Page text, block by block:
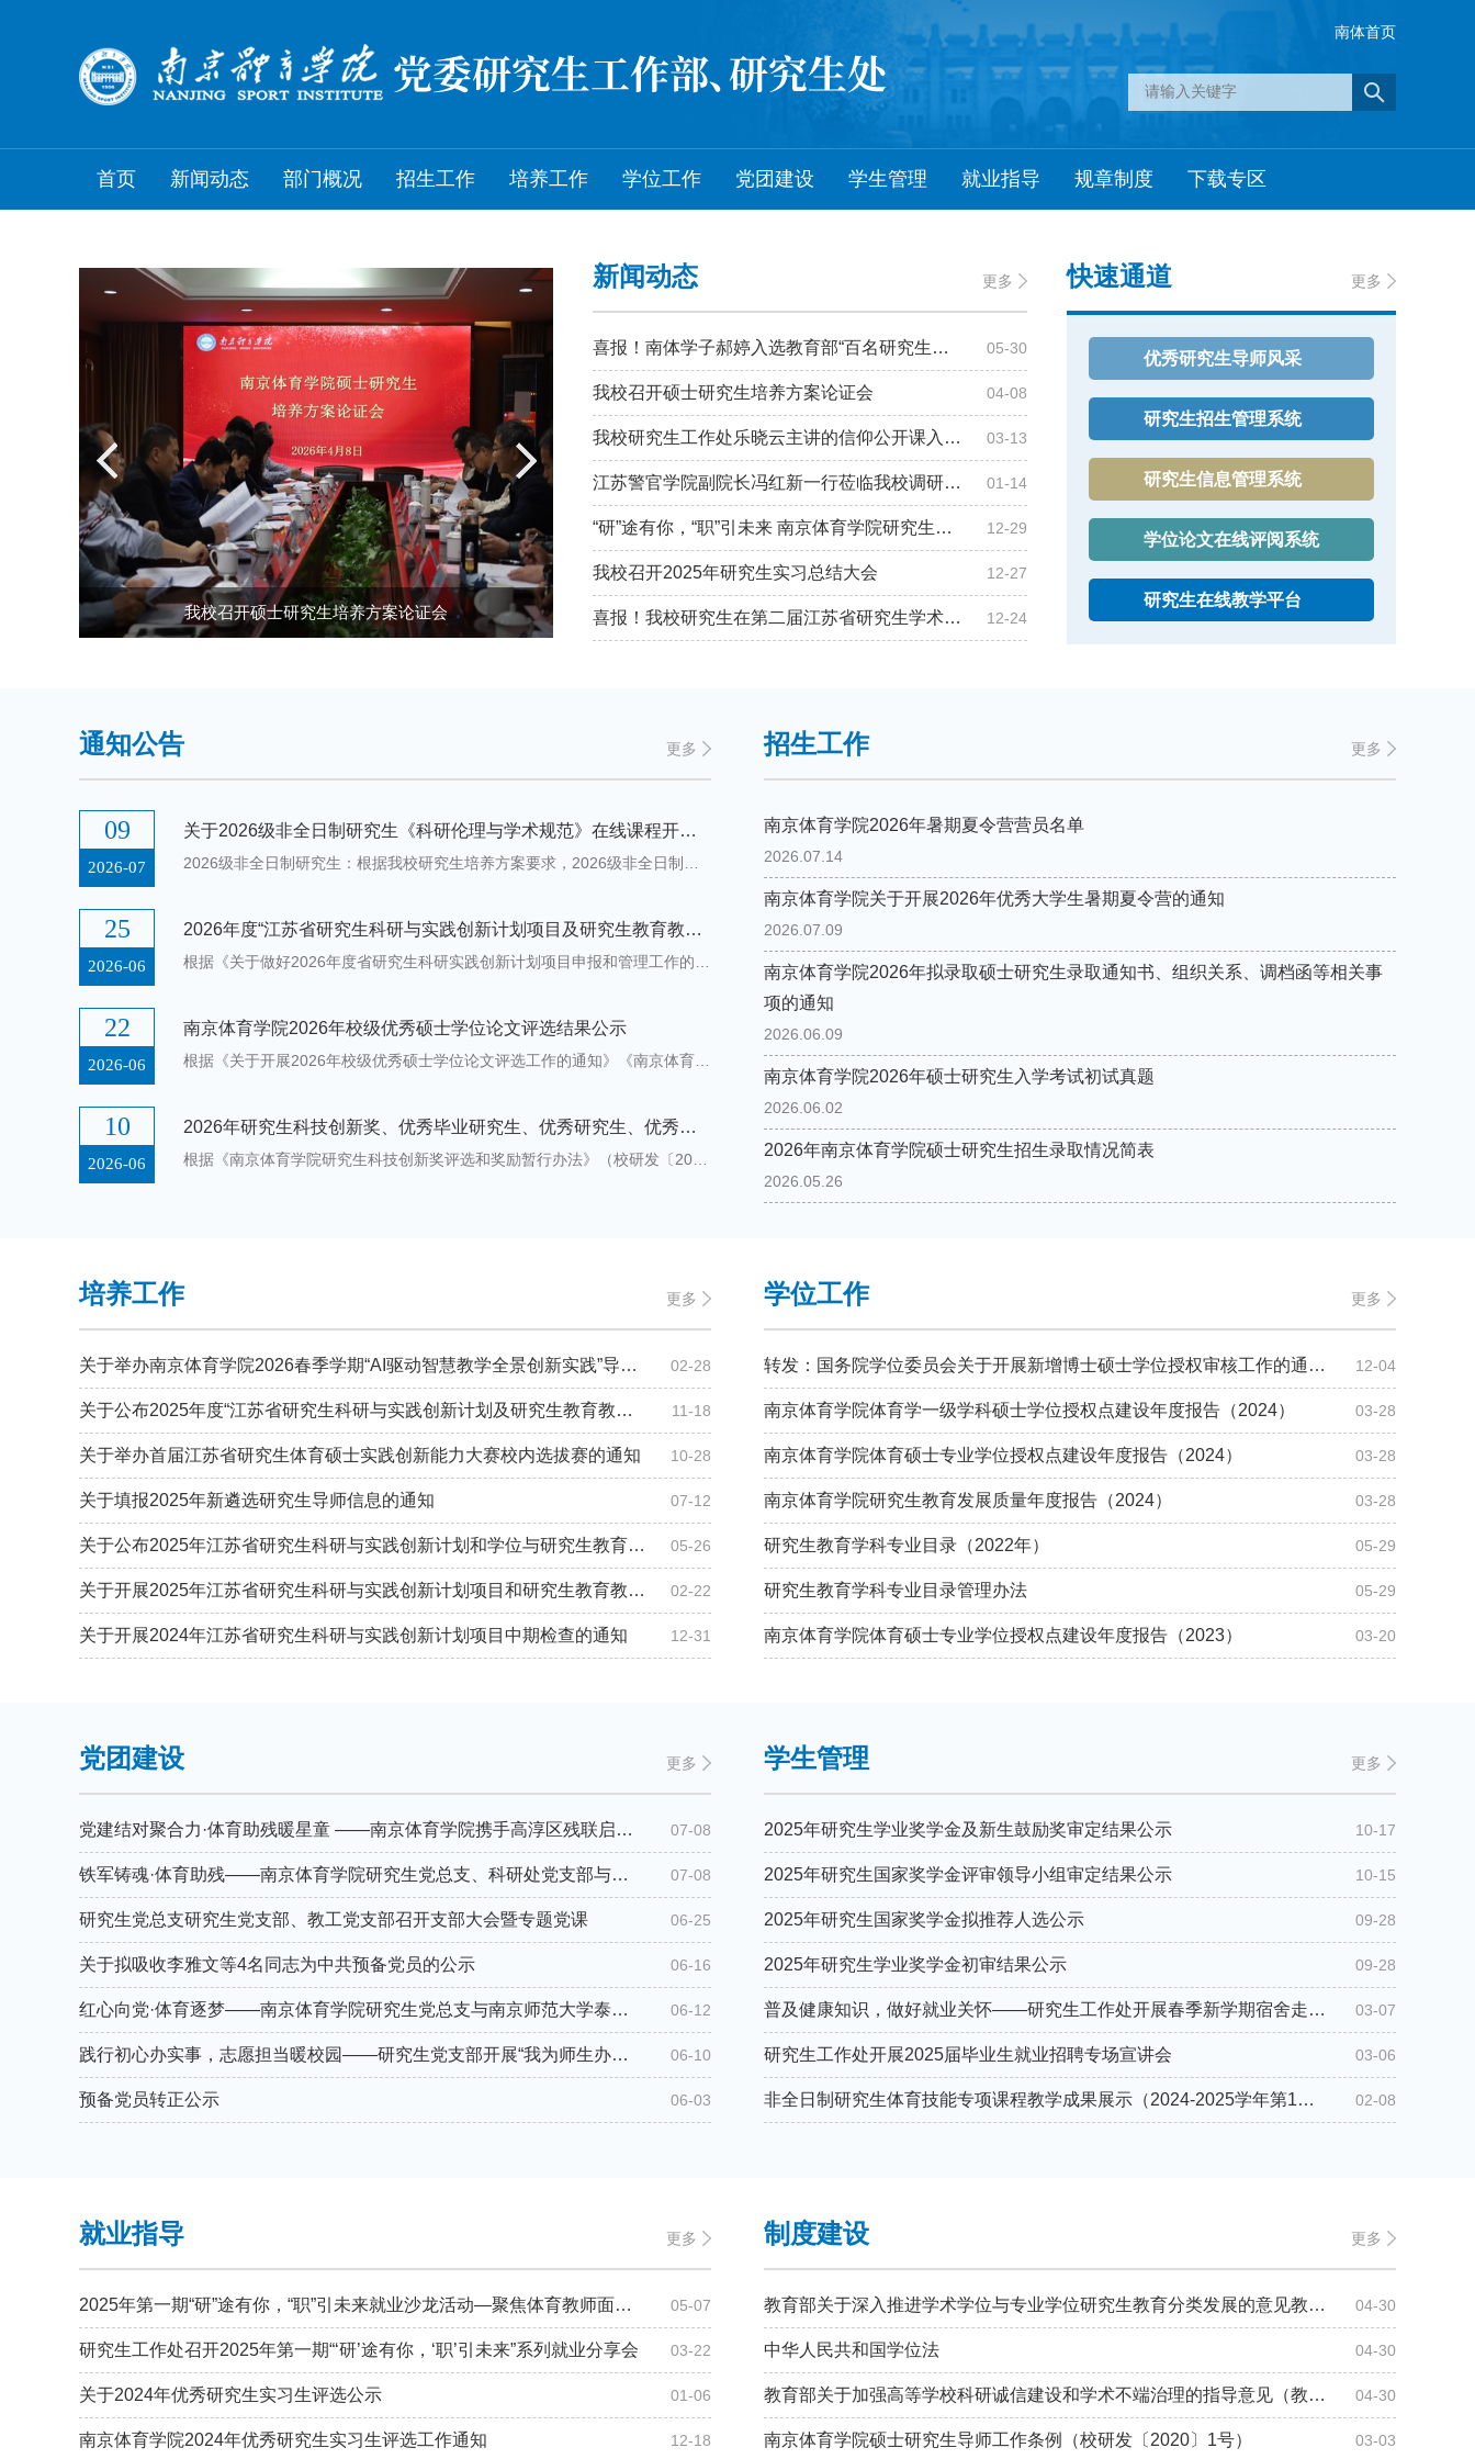
南体首页
首页 新闻动态 部门概况 招生工作 培养工作 学位工作 党团建设 学生管理 就业指导 规章制度 下载专区
我校召开硕士研究生培养方案论证会 我校研究生工作处乐晓云主讲的信仰公开课入选省级精品课程
新闻动态 更多
05-30
喜报！南体学子郝婷入选教育部“百名研究生党员标兵”
04-08
我校召开硕士研究生培养方案论证会
03-13
我校研究生工作处乐晓云主讲的信仰公开课入选省级精品课程
01-14
江苏警官学院副院长冯红新一行莅临我校调研交流 共谋校际合作新篇章
12-29
“研”途有你，“职”引未来 南京体育学院研究生就业分享会圆满举办
12-27
我校召开2025年研究生实习总结大会
12-24
喜报！我校研究生在第二届江苏省研究生学术论坛中斩获佳绩
快速通道 更多
优秀研究生导师风采
研究生招生管理系统
研究生信息管理系统
学位论文在线评阅系统
研究生在线教学平台
通知公告 更多
09
2026-07
关于2026级非全日制研究生《科研伦理与学术规范》在线课程开课通知
25
2026-06
2026年度“江苏省研究生科研与实践创新计划项目及研究生教育教学改革课题”拟推荐名单公示
22
2026-06
南京体育学院2026年校级优秀硕士学位论文评选结果公示
10
2026-06
2026年研究生科技创新奖、优秀毕业研究生、优秀研究生、优秀研究生干部名单公示
招生工作 更多
南京体育学院2026年暑期夏令营营员名单
2026.07.14
南京体育学院关于开展2026年优秀大学生暑期夏令营的通知
2026.07.09
南京体育学院2026年拟录取硕士研究生录取通知书、组织关系、调档函等相关事
项的通知
2026.06.09
南京体育学院2026年硕士研究生入学考试初试真题
2026.06.02
2026年南京体育学院硕士研究生招生录取情况简表
2026.05.26
培养工作 更多
02-28
关于举办南京体育学院2026春季学期“AI驱动智慧教学全景创新实践”导师培训的通知
11-18
关于公布2025年度“江苏省研究生科研与实践创新计划及研究生教育教学改革课题”项目经费的通知
10-28
关于举办首届江苏省研究生体育硕士实践创新能力大赛校内选拔赛的通知
07-12
关于填报2025年新遴选研究生导师信息的通知
05-26
关于公布2025年江苏省研究生科研与实践创新计划和学位与研究生教育教学改革课题的通知
02-22
关于开展2025年江苏省研究生科研与实践创新计划项目和研究生教育教学改革课题申报工作的通知
12-31
关于开展2024年江苏省研究生科研与实践创新计划项目中期检查的通知
学位工作 更多
12-04
转发：国务院学位委员会关于开展新增博士硕士学位授权审核工作的通知（学位〔2024〕2号）
03-28
南京体育学院体育学一级学科硕士学位授权点建设年度报告（2024）
03-28
南京体育学院体育硕士专业学位授权点建设年度报告（2024）
03-28
南京体育学院研究生教育发展质量年度报告（2024）
05-29
研究生教育学科专业目录（2022年）
05-29
研究生教育学科专业目录管理办法
03-20
南京体育学院体育硕士专业学位授权点建设年度报告（2023）
党团建设 更多
07-08
党建结对聚合力·体育助残暖星童 ——南京体育学院携手高淳区残联启幕“绿茵乐童，点亮星空”研究生暑期社会实践
07-08
铁军铸魂·体育助残——南京体育学院研究生党总支、科研处党支部与高淳助残联合一支部开展党建共建与微党课活动
06-25
研究生党总支研究生党支部、教工党支部召开支部大会暨专题党课
06-16
关于拟吸收李雅文等4名同志为中共预备党员的公示
06-12
红心向党·体育逐梦——南京体育学院研究生党总支与南京师范大学泰州学院体健院党总支联合开展党建共建暨访企拓岗活动
06-10
践行初心办实事，志愿担当暖校园——研究生党支部开展“我为师生办实事”社会实践活动
06-03
预备党员转正公示
学生管理 更多
10-17
2025年研究生学业奖学金及新生鼓励奖审定结果公示
10-15
2025年研究生国家奖学金评审领导小组审定结果公示
09-28
2025年研究生国家奖学金拟推荐人选公示
09-28
2025年研究生学业奖学金初审结果公示
03-07
普及健康知识，做好就业关怀——研究生工作处开展春季新学期宿舍走访与安全检查工作
03-06
研究生工作处开展2025届毕业生就业招聘专场宣讲会
02-08
非全日制研究生体育技能专项课程教学成果展示（2024-2025学年第1学期）
就业指导 更多
05-07
2025年第一期“研”途有你，“职”引未来就业沙龙活动—聚焦体育教师面试技能提升
03-22
研究生工作处召开2025年第一期“‘研’途有你，‘职’引未来”系列就业分享会
01-06
关于2024年优秀研究生实习生评选公示
12-18
南京体育学院2024年优秀研究生实习生评选工作通知
制度建设 更多
04-30
教育部关于深入推进学术学位与专业学位研究生教育分类发展的意见教研（〔2023〕2号）
04-30
中华人民共和国学位法
04-30
教育部关于加强高等学校科研诚信建设和学术不端治理的指导意见（教科信〔2024〕2号）
03-03
南京体育学院硕士研究生导师工作条例（校研发〔2020〕1号）